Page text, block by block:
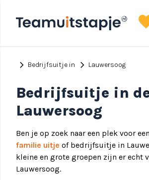
chevron_right Bedrijfsuitje in chevron_right Lauwersoog
Bedrijfsuitje in
Lauwersoog
Ben je op zoek naar een plek voor een
familie uitje of bedrijfsuitje in
kleine en grote groepen zijn er echt
Lauwersoog.